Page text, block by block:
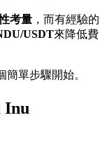
考量 ，而有經驗的
USDT來降低費
簡單步驟開始。
Inu